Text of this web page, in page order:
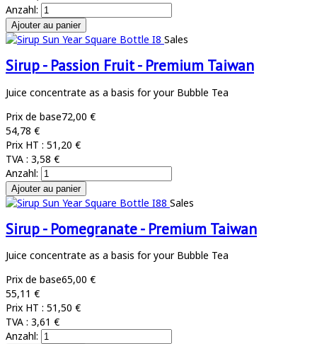
Anzahl:
Sales
Sirup - Passion Fruit - Premium Taiwan
Juice concentrate as a basis for your Bubble Tea
Prix de base72,00 €
54,78 €
Prix HT : 51,20 €
TVA : 3,58 €
Anzahl:
Sales
Sirup - Pomegranate - Premium Taiwan
Juice concentrate as a basis for your Bubble Tea
Prix de base65,00 €
55,11 €
Prix HT : 51,50 €
TVA : 3,61 €
Anzahl: